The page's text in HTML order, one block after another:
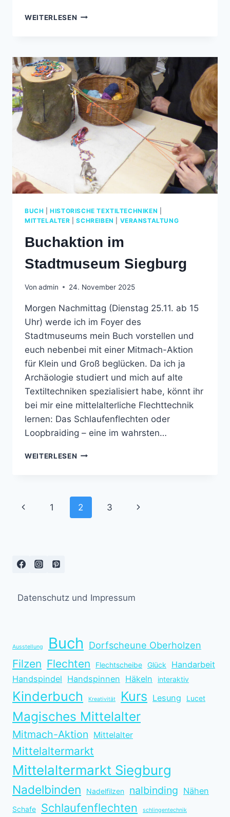
WEITERLESEN MORGEN
BUCH |HISTORISCHE TEXTILTECHNIKEN
MITTELALTER |SCHREIBEN VERANSTALTUNG
Buchaktion im
Stadtmuseum Siegburg
Von admin 24. November 2025
Morgen Nachmittag (Dienstag 25.11. ab 15
Uhr) werde ich im Foyer des
Stadtmuseums mein Buch vorstellen und
euch nebenbei mit einer Mitmach-Aktion
für Klein und Groß beglücken. Da ich ja
Archäologie studiert und mich auf alte
Textiltechniken spezialisiert habe, könnt ihr
bei mir eine mittelalterliche Flechttechnik
lernen: Das Schlaufenflechten oder
Loopbraiding – eine im wahrsten…
WEITERLESEN BUCHAKTION
Seitennavigation
Vorherige
1 2 3
Nächste
Datenschutz und Impressum
Ausstellung Buch Dorfscheune Oberholzen
Filzen Flechten Flechtscheibe Glück
Handarbeit
Handspindel Handspinnen Häkeln interaktiv
Kinderbuch Kreativität Kurs Lesung Lucet
Magisches Mittelalter
Mitmach-Aktion Mittelalter
Mittelaltermarkt
Mittelaltermarkt Siegburg
Nadelbinden Nadelfilzen nalbinding Nähen
Schafe Schlaufenflechten schlingentechnik